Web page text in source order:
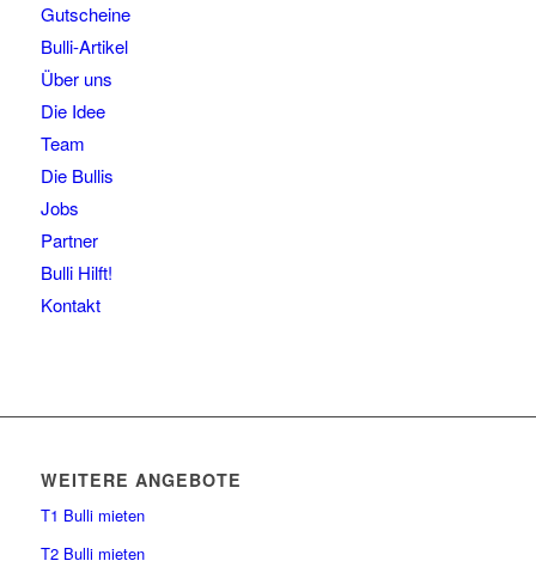
Gutscheine
Bulli-Artikel
Über uns
Die Idee
Team
Die Bullis
Jobs
Partner
Bulli Hilft!
Kontakt
WEITERE ANGEBOTE
T1 Bulli mieten
T2 Bulli mieten